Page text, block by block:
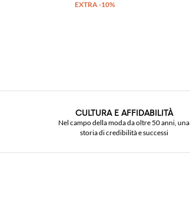
CULTURA E AFFIDABILITÀ
Nel campo della moda da oltre 50 anni, una
storia di credibilità e successi